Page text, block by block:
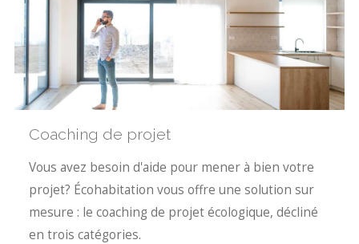
Coaching de projet
Vous avez besoin d'aide pour mener à bien votre
projet? Écohabitation vous offre une solution sur
mesure : le coaching de projet écologique, décliné
en trois catégories.